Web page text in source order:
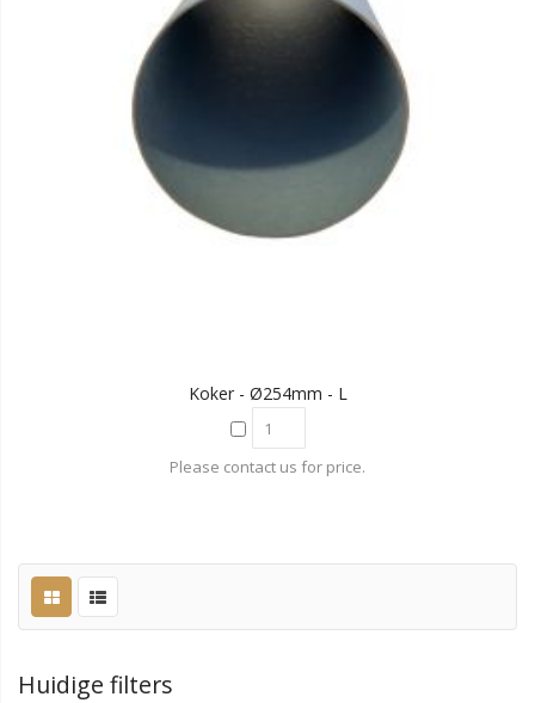
Koker - Ø254mm - L
Please contact us for price.
Huidige filters